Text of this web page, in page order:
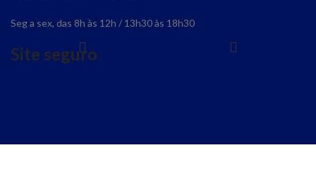
Seg a sex, das 8h às 12h / 13h30 às 18h30
Site seguro